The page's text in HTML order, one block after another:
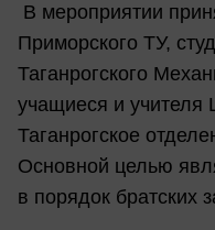
В мероприятии
Приморского ТУ,
Таганрогского
учащиеся и
Таганрогское
Основной целью
в порядок братских